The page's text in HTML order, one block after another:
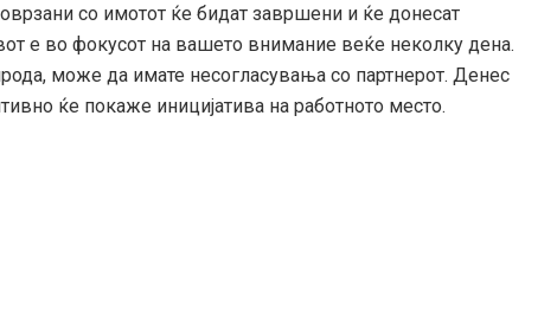
со имотот ќе бидат завршени и ќе донесат
е во фокусот на вашето внимание веќе неколку дена.
може да имате несогласувања со партнерот. Денес
ќе покаже иницијатива на работното место.